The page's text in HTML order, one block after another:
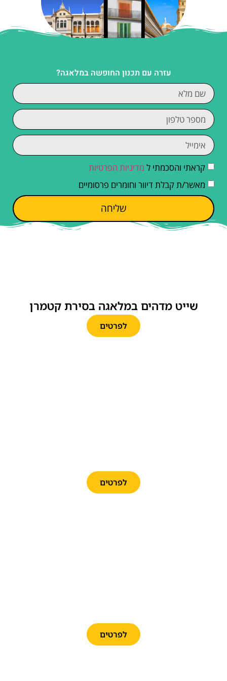
עזרה עם תכנון החופשה במלאגה?
קראתי והסכמתי ל מדיניות הפרטיות
מאשר/ת קבלת דיוור וחומרים פרסומיים
שליחה
שייט מדהים במלאגה בסירת קטמרן
לפרטים
לפרטים
לפרטים